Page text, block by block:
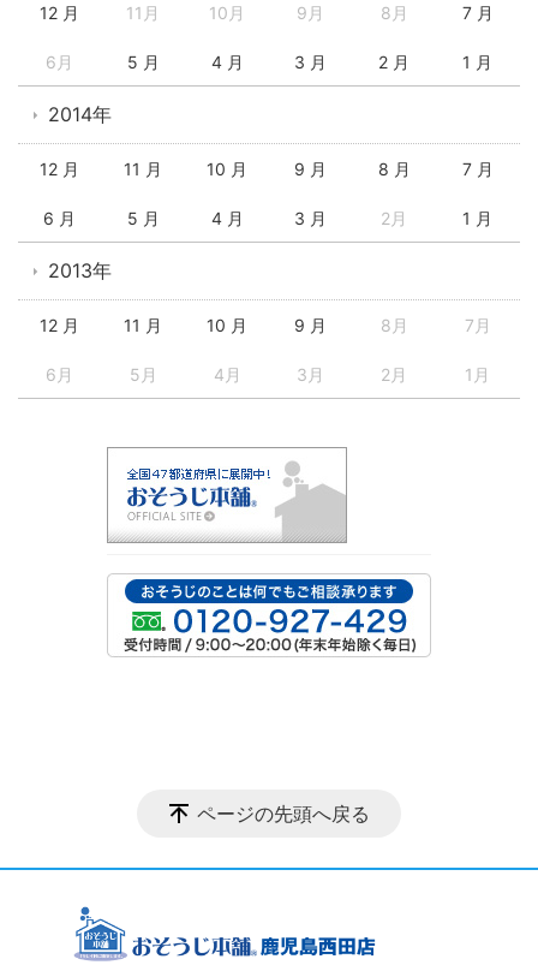
12 月 11月 10月 9月 8月 7 月
6月 5 月 4 月 3 月 2 月 1 月
2014年
12 月 11 月 10 月 9 月 8 月 7 月
6 月 5 月 4 月 3 月 2月 1 月
2013年
12 月 11 月 10 月 9 月 8月 7月
6月 5月 4月 3月 2月 1月
ページの先頭へ戻る